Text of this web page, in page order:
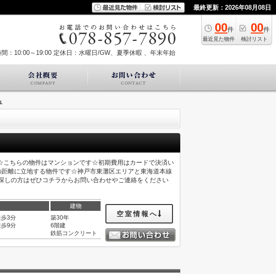
最終更新：2026年08月08日
00件
最近見た物件
00件
検討リスト
：10:00～19:00 定休日：水曜日/GW、夏季休暇 、年末年始
ちらの物件はマンションです☆初期費用はカードで決済い
離に立地する物件です☆神戸市東灘区エリアと東海道本線
の方はぜひコチラからお問い合わせやご連絡をください
建物
歩3分
歩9分
築30年
6階建
鉄筋コンクリート
空室情報へ